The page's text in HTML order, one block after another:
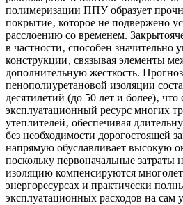
полимеризации ППУ образует
покрытие‚ которое не подвержено
расслоению со временем.
в частности‚ способен значительно
конструкции‚ связывая элементы
дополнительную жесткость.
пенополиуретановой изоляции
десятилетий (до 50 лет и более)‚
эксплуатационный ресурс многих
утеплителей‚ обеспечивая
без необходимости дорогостоящей
напрямую обуславливает высокую
поскольку первоначальные затраты
изоляцию компенсируются
энергоресурсах и практически
эксплуатационных расходов на сам